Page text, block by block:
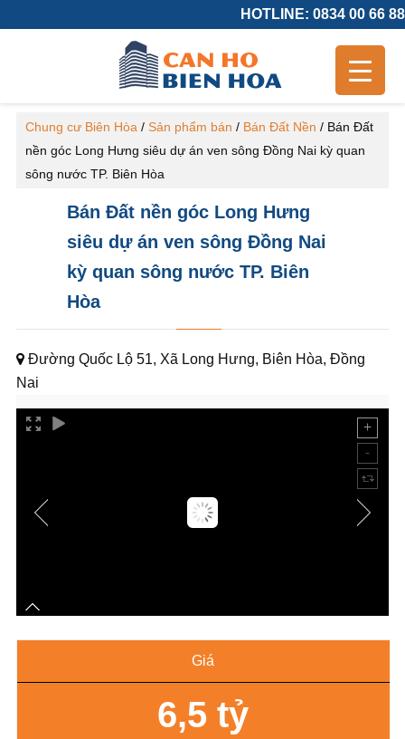
HOTLINE: 0834 00 66 88
Chung cư Biên Hòa / Sản phẩm bán / Bán Đất Nền / Bán Đất
nền góc Long Hưng siêu dự án ven sông Đồng Nai kỳ quan
sông nước TP. Biên Hòa
Bán Đất nền góc Long Hưng
siêu dự án ven sông Đồng Nai
kỳ quan sông nước TP. Biên
Hòa
Đường Quốc Lộ 51, Xã Long Hưng, Biên Hòa, Đồng
Nai
Giá
6,5 tỷ